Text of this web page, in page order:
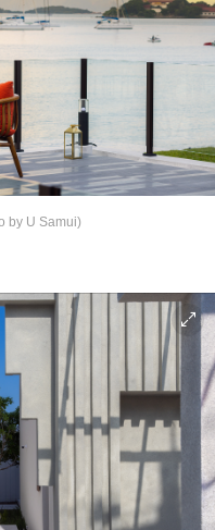
by U Samui)